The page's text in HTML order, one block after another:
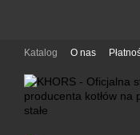
Katalog O nas